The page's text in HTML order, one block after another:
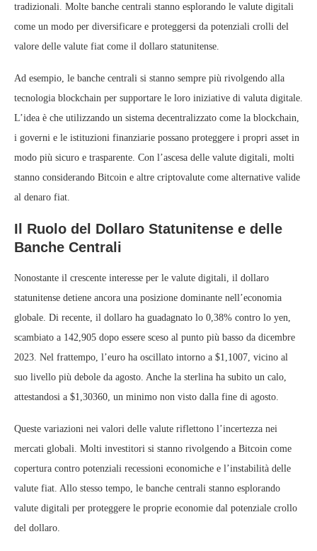
tradizionali. Molte banche centrali stanno esplorando le valute digitali
come un modo per diversificare e proteggersi da potenziali crolli del
valore delle valute fiat come il dollaro statunitense.
Ad esempio, le banche centrali si stanno sempre più rivolgendo alla
tecnologia blockchain per supportare le loro iniziative di valuta digitale.
L’idea è che utilizzando un sistema decentralizzato come la blockchain,
i governi e le istituzioni finanziarie possano proteggere i propri asset in
modo più sicuro e trasparente. Con l’ascesa delle valute digitali, molti
stanno considerando Bitcoin e altre criptovalute come alternative valide
al denaro fiat.
Il Ruolo del Dollaro Statunitense e delle
Banche Centrali
Nonostante il crescente interesse per le valute digitali, il dollaro
statunitense detiene ancora una posizione dominante nell’economia
globale. Di recente, il dollaro ha guadagnato lo 0,38% contro lo yen,
scambiato a 142,905 dopo essere sceso al punto più basso da dicembre
2023. Nel frattempo, l’euro ha oscillato intorno a $1,1007, vicino al
suo livello più debole da agosto. Anche la sterlina ha subito un calo,
attestandosi a $1,30360, un minimo non visto dalla fine di agosto.
Queste variazioni nei valori delle valute riflettono l’incertezza nei
mercati globali. Molti investitori si stanno rivolgendo a Bitcoin come
copertura contro potenziali recessioni economiche e l’instabilità delle
valute fiat. Allo stesso tempo, le banche centrali stanno esplorando
valute digitali per proteggere le proprie economie dal potenziale crollo
del dollaro.